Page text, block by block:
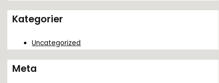
Kategorier
Uncategorized
Meta